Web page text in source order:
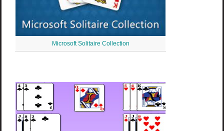
Microsoft Solitaire Collection